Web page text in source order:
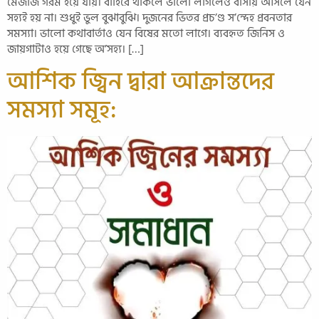
সহ্যই হয় না। শুধুই ভুল বুঝাবুঝি। দুজনের ভিতর প্রচ’ণ্ড স’ন্দেহ প্রবনতার
সমস্যা। ভালো কথাবার্তাও যেন বিষের মতো লাগে। ব্যবহৃত জিনিস ও
জায়গাটাও হয়ে গেছে অ’সহ্য। […]
আশিক জ্বিন দ্বারা আক্রান্তদের
সমস্যা সমূহ: